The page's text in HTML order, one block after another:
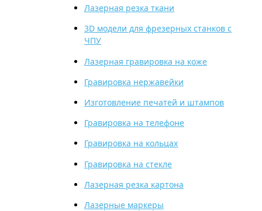
Лазерная резка ткани
3D модели для фрезерных станков с
ЧПУ
Лазерная гравировка на коже
Гравировка нержавейки
Изготовление печатей и штампов
Гравировка на телефоне
Гравировка на кольцах
Гравировка на стекле
Лазерная резка картона
Лазерные маркеры